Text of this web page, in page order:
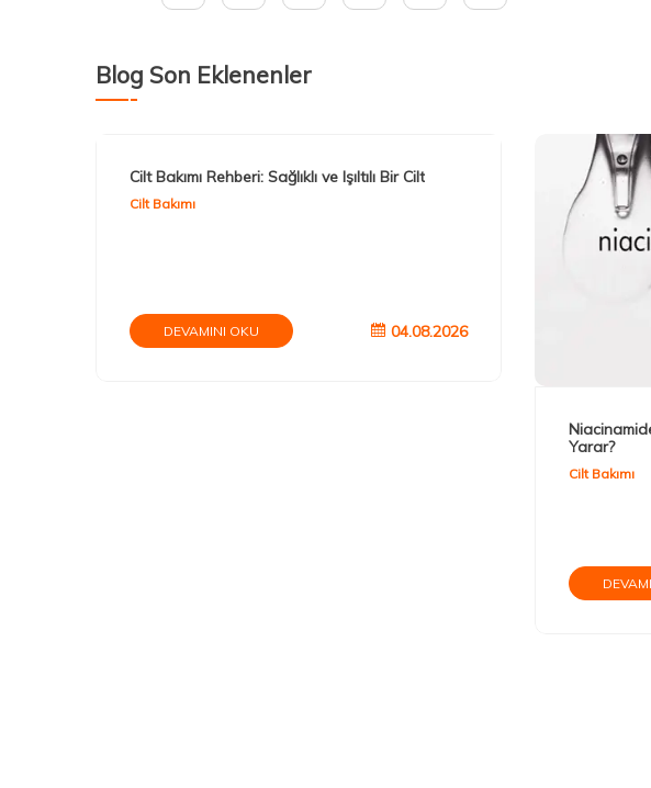
Blog Son Eklenenler
Cilt Bakımı Rehberi: Sağlıklı ve Işıltılı Bir Cilt
Cilt Bakımı
DEVAMINI OKU 04.08.2026
Yarar?
Cilt Bakımı